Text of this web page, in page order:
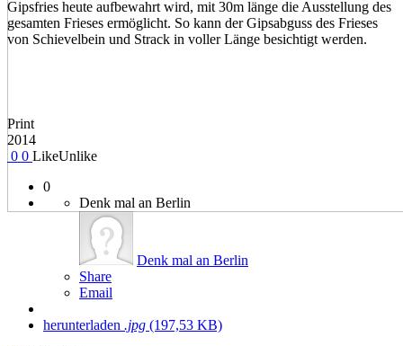
Gipsfries heute aufbewahrt wird, mit 30m länge die Ausstellung des
gesamten Frieses ermöglicht. So kann der Gipsabguss des Frieses
von Schievelbein und Strack in voller Länge besichtigt werden.
Print
2014
0 0 LikeUnlike
0
Denk mal an Berlin
Denk mal an Berlin
Share
Email
herunterladen .jpg (197,53 KB)